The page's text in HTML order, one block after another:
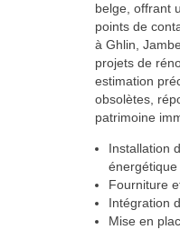
belge, offrant
points de
à Ghlin,
projets de
estimation
obsolètes,
patrimoine
Installation
énergétique
Fourniture
Intégration
Mise en